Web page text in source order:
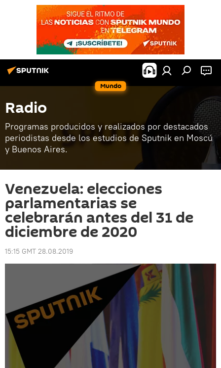
Mundo
Radio
Programas producidos y realizados por destacados
periodistas desde los estudios de Sputnik en Moscú
y Buenos Aires.
Venezuela: elecciones
parlamentarias se
celebrarán antes del 31 de
diciembre de 2020
15:15 GMT 28.08.2019